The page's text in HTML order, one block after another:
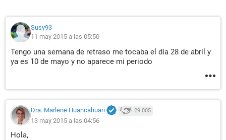
Susy93
11 may 2015 a las 05:50
Tengo una semana de retraso me tocaba el dia 28 de abril y
ya es 10 de mayo y no aparece mi periodo
Dra. Marlene Huancahuari 29.005
13 may 2015 a las 04:56
Hola,